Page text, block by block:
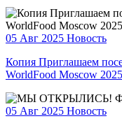
05 Авг 2025 Новость
Копия Приглашаем
WorldFood Moscow
05 Авг 2025 Новость